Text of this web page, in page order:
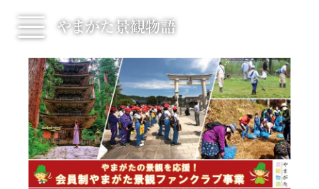
置賜エリア 庄内エリア
お知らせ
新着ニュース
景観物語
景観の楽しみ方